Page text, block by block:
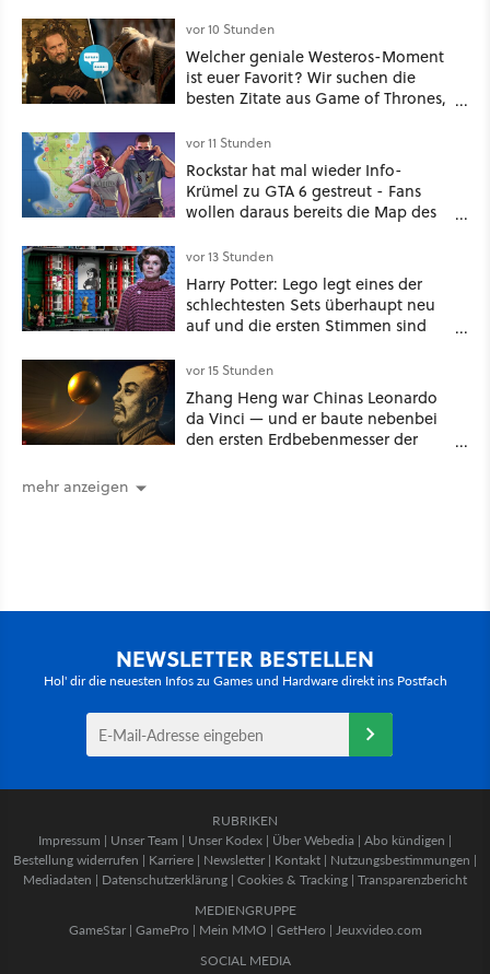
vor 10 Stunden
Welcher geniale Westeros-Moment
ist euer Favorit? Wir suchen die
besten Zitate aus Game of Thrones,
the Seven Kingdoms
vor 11 Stunden
Rockstar hat mal wieder Info-
Krümel zu GTA 6 gestreut - Fans
wollen daraus bereits die Map des
ablesen können
vor 13 Stunden
Harry Potter: Lego legt eines der
schlechtesten Sets überhaupt neu
auf und die ersten Stimmen sind
vor 15 Stunden
Zhang Heng war Chinas Leonardo
da Vinci — und er baute nebenbei
den ersten Erdbebenmesser der
mehr anzeigen
NEWSLETTER BESTELLEN
Hol' dir die neuesten Infos zu Games und Hardware direkt ins Postfach
RUBRIKEN
Impressum | Unser Team | Unser Kodex | Über Webedia | Abo kündigen |
Bestellung widerrufen | Karriere | Newsletter | Kontakt | Nutzungsbestimmungen |
Mediadaten | Datenschutzerklärung | Cookies & Tracking | Transparenzbericht
MEDIENGRUPPE
GameStar| GamePro | Mein MMO | GetHero | Jeuxvideo.com
SOCIAL MEDIA